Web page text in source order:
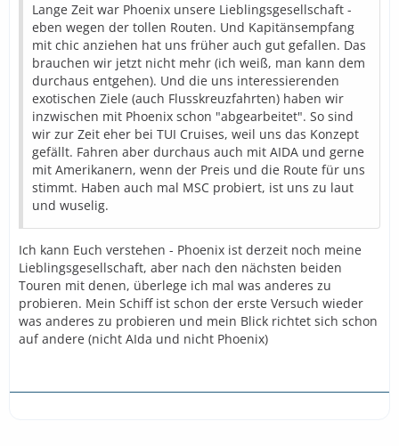
Lange Zeit war Phoenix unsere Lieblingsgesellschaft -
eben wegen der tollen Routen. Und Kapitänsempfang
mit chic anziehen hat uns früher auch gut gefallen. Das
brauchen wir jetzt nicht mehr (ich weiß, man kann dem
durchaus entgehen). Und die uns interessierenden
exotischen Ziele (auch Flusskreuzfahrten) haben wir
inzwischen mit Phoenix schon "abgearbeitet". So sind
wir zur Zeit eher bei TUI Cruises, weil uns das Konzept
gefällt. Fahren aber durchaus auch mit AIDA und gerne
mit Amerikanern, wenn der Preis und die Route für uns
stimmt. Haben auch mal MSC probiert, ist uns zu laut
und wuselig.
Ich kann Euch verstehen - Phoenix ist derzeit noch meine
Lieblingsgesellschaft, aber nach den nächsten beiden
Touren mit denen, überlege ich mal was anderes zu
probieren. Mein Schiff ist schon der erste Versuch wieder
was anderes zu probieren und mein Blick richtet sich schon
auf andere (nicht AIda und nicht Phoenix)